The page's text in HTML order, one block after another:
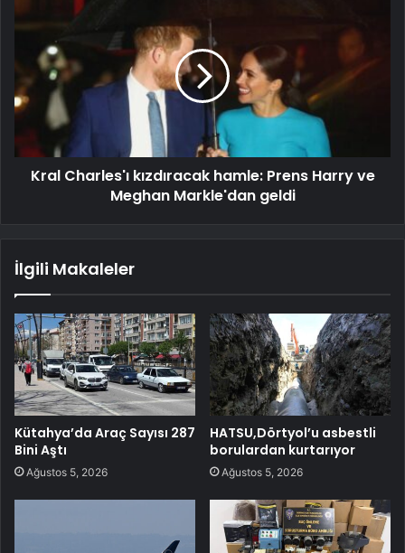
Kral Charles'ı kızdıracak hamle: Prens Harry ve
Meghan Markle'dan geldi
İlgili Makaleler
Kütahya’da Araç Sayısı 287
Bini Aştı
Ağustos 5, 2026
HATSU,Dörtyol’u asbestli
borulardan kurtarıyor
Ağustos 5, 2026